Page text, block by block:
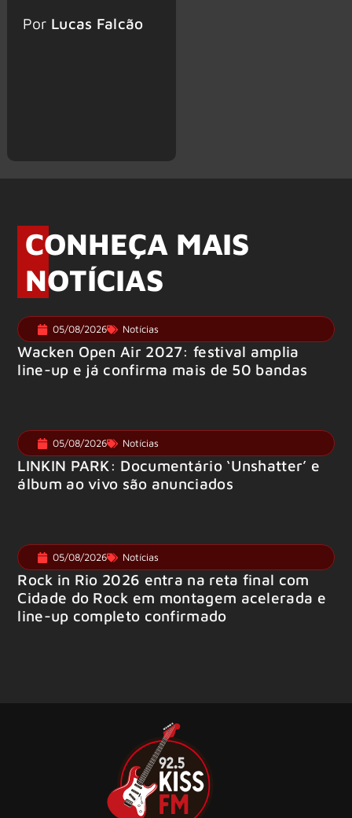
Por Lucas Falcão
CONHEÇA MAIS
NOTÍCIAS
05/08/2026 Notícias
Wacken Open Air 2027: festival amplia
line-up e já confirma mais de 50 bandas
05/08/2026 Notícias
LINKIN PARK: Documentário ‘Unshatter’ e
álbum ao vivo são anunciados
05/08/2026 Notícias
Rock in Rio 2026 entra na reta final com
Cidade do Rock em montagem acelerada e
line-up completo confirmado